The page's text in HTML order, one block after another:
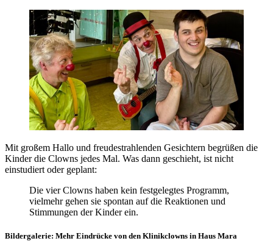
Mit großem Hallo und freudestrahlenden Gesichtern begrüßen die
Kinder die Clowns jedes Mal. Was dann geschieht, ist nicht
einstudiert oder geplant:
Die vier Clowns haben kein festgelegtes Programm,
vielmehr gehen sie spontan auf die Reaktionen und
Stimmungen der Kinder ein.
Bildergalerie: Mehr Eindrücke von den Klinikclowns in Haus Mara